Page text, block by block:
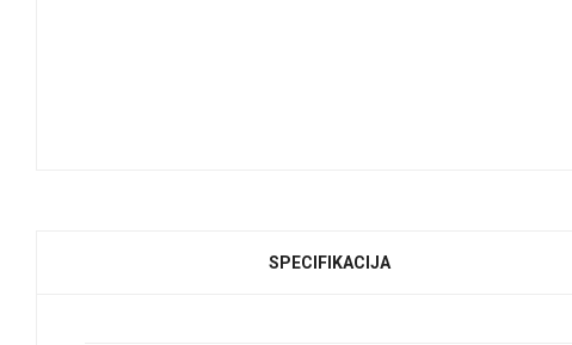
SPECIFIKACIJA